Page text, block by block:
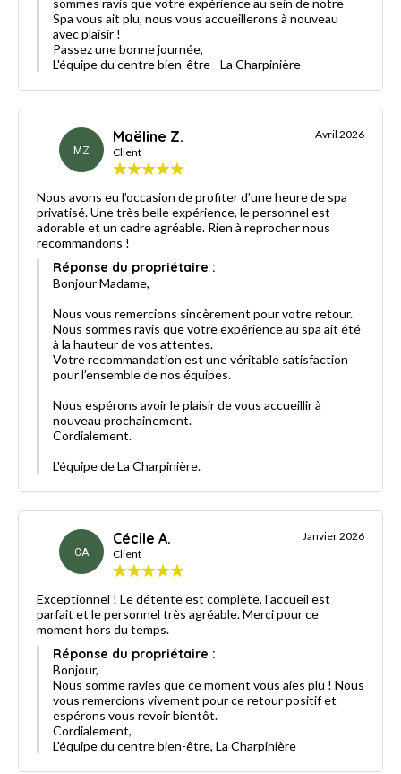
sommes ravis que votre expérience au sein de notre
Spa vous ait plu, nous vous accueillerons à nouveau
avec plaisir !
Passez une bonne journée,
L'équipe du centre bien-être - La Charpinière
MZ
Maëline Z.
Client
Avril 2026
Nous avons eu l’occasion de profiter d’une heure de spa
privatisé. Une très belle expérience, le personnel est
adorable et un cadre agréable. Rien à reprocher nous
recommandons !
Réponse du propriétaire :
Bonjour Madame,
Nous vous remercions sincèrement pour votre retour.
Nous sommes ravis que votre expérience au spa ait été
à la hauteur de vos attentes.
Votre recommandation est une véritable satisfaction
pour l’ensemble de nos équipes.
Nous espérons avoir le plaisir de vous accueillir à
nouveau prochainement.
Cordialement.
L'équipe de La Charpinière.
CA
Cécile A.
Client
Janvier 2026
Exceptionnel ! Le détente est complète, l'accueil est
parfait et le personnel très agréable. Merci pour ce
moment hors du temps.
Réponse du propriétaire :
Bonjour,
Nous somme ravies que ce moment vous aies plu ! Nous
vous remercions vivement pour ce retour positif et
espérons vous revoir bientôt.
Cordialement,
L'équipe du centre bien-être, La Charpinière